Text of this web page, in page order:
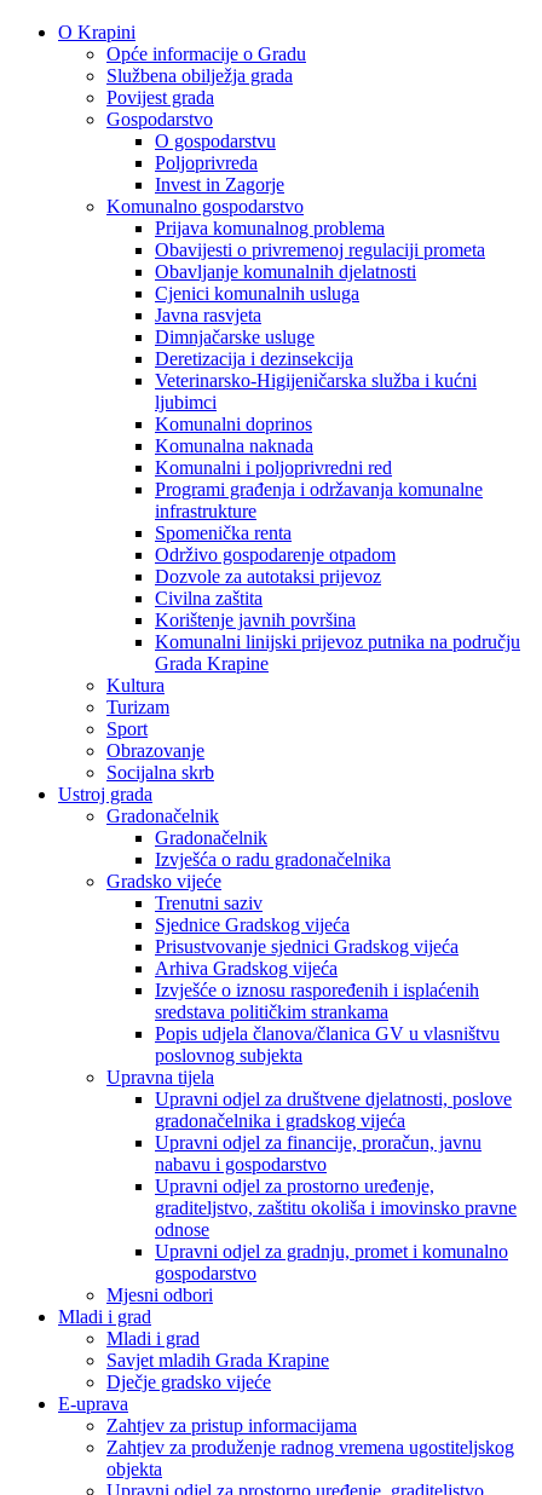
O Krapini
Opće informacije o Gradu
Službena obilježja grada
Povijest grada
Gospodarstvo
O gospodarstvu
Poljoprivreda
Invest in Zagorje
Komunalno gospodarstvo
Prijava komunalnog problema
Obavijesti o privremenoj regulaciji prometa
Obavljanje komunalnih djelatnosti
Cjenici komunalnih usluga
Javna rasvjeta
Dimnjačarske usluge
Deretizacija i dezinsekcija
Veterinarsko-Higijeničarska služba i kućni
ljubimci
Komunalni doprinos
Komunalna naknada
Komunalni i poljoprivredni red
Programi građenja i održavanja komunalne
infrastrukture
Spomenička renta
Održivo gospodarenje otpadom
Dozvole za autotaksi prijevoz
Civilna zaštita
Korištenje javnih površina
Komunalni linijski prijevoz putnika na području
Grada Krapine
Kultura
Turizam
Sport
Obrazovanje
Socijalna skrb
Ustroj grada
Gradonačelnik
Gradonačelnik
Izvješća o radu gradonačelnika
Gradsko vijeće
Trenutni saziv
Sjednice Gradskog vijeća
Prisustvovanje sjednici Gradskog vijeća
Arhiva Gradskog vijeća
Izvješće o iznosu raspoređenih i isplaćenih
sredstava političkim strankama
Popis udjela članova/članica GV u vlasništvu
poslovnog subjekta
Upravna tijela
Upravni odjel za društvene djelatnosti, poslove
gradonačelnika i gradskog vijeća
Upravni odjel za financije, proračun, javnu
nabavu i gospodarstvo
Upravni odjel za prostorno uređenje,
graditeljstvo, zaštitu okoliša i imovinsko pravne
odnose
Upravni odjel za gradnju, promet i komunalno
gospodarstvo
Mjesni odbori
Mladi i grad
Mladi i grad
Savjet mladih Grada Krapine
Dječje gradsko vijeće
E-uprava
Zahtjev za pristup informacijama
Zahtjev za produženje radnog vremena ugostiteljskog
objekta
Upravni odjel za prostorno uređenje, graditeljstvo,